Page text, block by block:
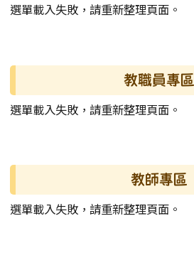
選單載入失敗，請重新整理頁面。
教職員專區
選單載入失敗，請重新整理頁面。
教師專區
選單載入失敗，請重新整理頁面。